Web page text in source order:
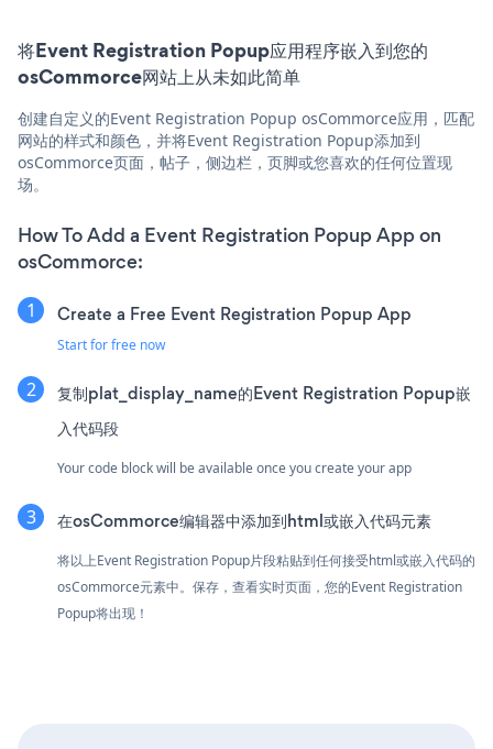
将Event Registration Popup应用程序嵌入到您的
osCommorce网站上从未如此简单
创建自定义的Event Registration Popup osCommorce应用，匹配
网站的样式和颜色，并将Event Registration Popup添加到
osCommorce页面，帖子，侧边栏，页脚或您喜欢的任何位置现
场。
How To Add a Event Registration Popup App on
osCommorce:
Create a Free Event Registration Popup App
Start for free now
复制plat_display_name的Event Registration Popup嵌
入代码段
Your code block will be available once you create your app
在osCommorce编辑器中添加到html或嵌入代码元素
将以上Event Registration Popup片段粘贴到任何接受html或嵌入代码的
osCommorce元素中。保存，查看实时页面，您的Event Registration
Popup将出现！